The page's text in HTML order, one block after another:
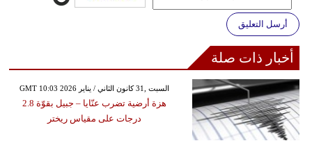
أرسل التعليق
أخبار ذات صلة
GMT 10:03 2026 السبت ,31 كانون الثاني / يناير
هزة أرضية تضرب عنّايا – جبيل بقوّة 2.8
درجات على مقياس ريختر